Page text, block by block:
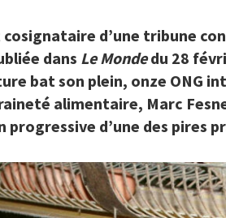
cosignataire d’une tribune
dans Le Mondedu 28
bat son plein, onze ONG
alimentaire, Marc
progressive d’une des pires